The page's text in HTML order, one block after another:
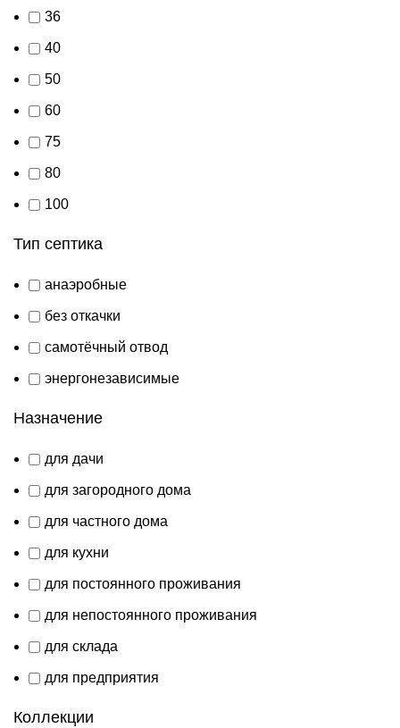
36
40
50
60
75
80
100
Тип септика
анаэробные
без откачки
самотёчный отвод
энергонезависимые
Назначение
для дачи
для загородного дома
для частного дома
для кухни
для постоянного проживания
для непостоянного проживания
для склада
для предприятия
Коллекции